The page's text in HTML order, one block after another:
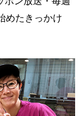
めたきっかけ